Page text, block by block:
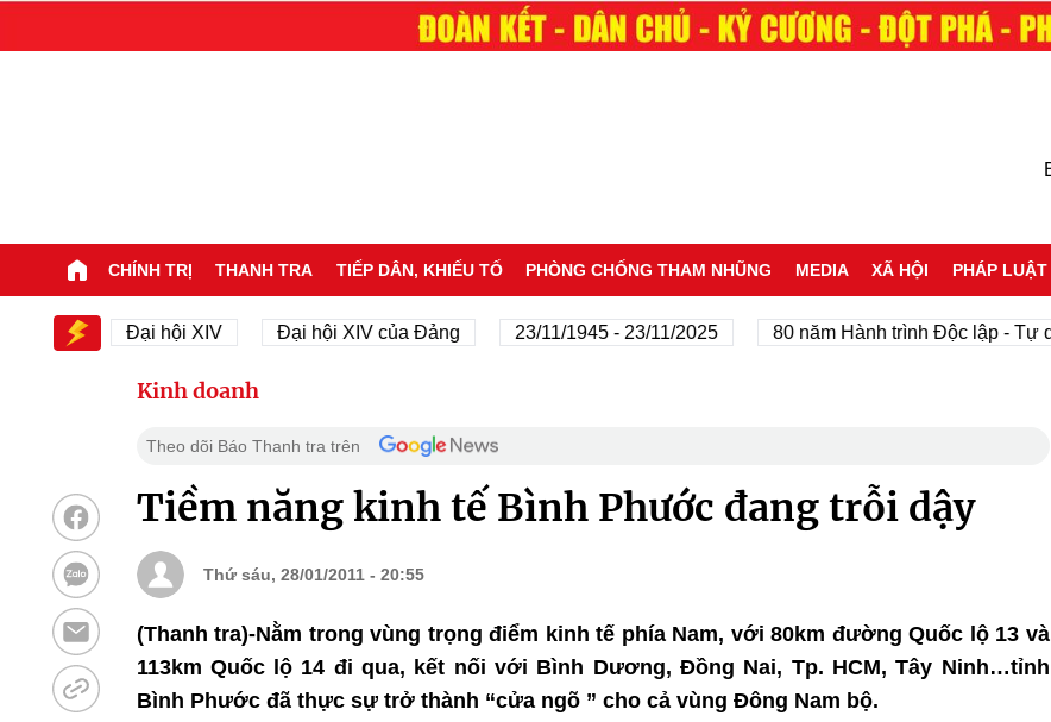
CHÍNH TRỊ THANH TRA TIẾP DÂN, KHIẾU TỐ PHÒNG CHỐNG THAM NHŨNG MEDIA XÃ HỘI PHÁP LUẬT
Đại hội XIV Đại hội XIV của Đảng 23/11/1945 - 23/11/2025 80 năm Hành trình Độc lập - Tự do -
Kinh doanh
Theo dõi Báo Thanh tra trên
Tiềm năng kinh tế Bình Phước đang trỗi dậy
Thứ sáu, 28/01/2011 - 20:55
(Thanh tra)-Nằm trong vùng trọng điểm kinh tế phía Nam, với 80km đường Quốc lộ 13 và
113km Quốc lộ 14 đi qua, kết nối với Bình Dương, Đồng Nai, Tp. HCM, Tây Ninh…tỉnh
Bình Phước đã thực sự trở thành “cửa ngõ ” cho cả vùng Đông Nam bộ.